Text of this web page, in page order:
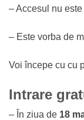
– Accesul nu
– Este vorba de
Voi începe cu cu
Intrare
– În ziua de 18